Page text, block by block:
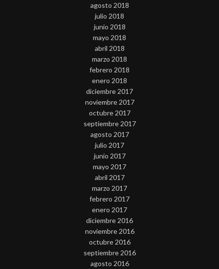
agosto 2018
julio 2018
junio 2018
mayo 2018
abril 2018
marzo 2018
febrero 2018
enero 2018
diciembre 2017
noviembre 2017
octubre 2017
septiembre 2017
agosto 2017
julio 2017
junio 2017
mayo 2017
abril 2017
marzo 2017
febrero 2017
enero 2017
diciembre 2016
noviembre 2016
octubre 2016
septiembre 2016
agosto 2016